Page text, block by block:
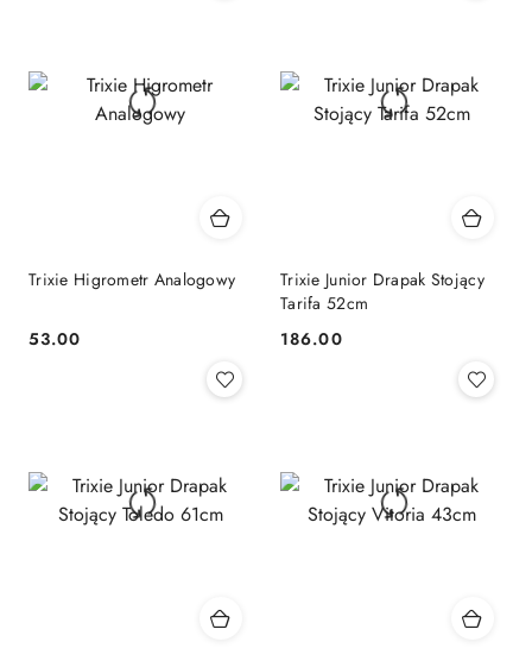
Trixie Higrometr Analogowy
Cena:
53.00
Trixie Junior Drapak Stojący
Tarifa 52cm
Cena:
186.00